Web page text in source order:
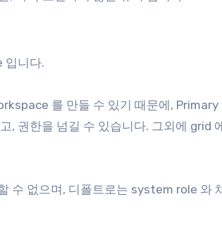
입니다.
를 만들 수 있기 때문에,
, 권한을 넘길 수 있습니다. 그외에 grid
수 없으며, 디폴트로는 system role 와